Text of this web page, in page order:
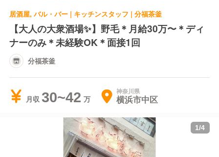
居酒屋, バル・バー | キッチンスタッフ | 分福茶釜
【大人の大衆酒場✨】野毛＊月給30万〜＊ディ
ナーのみ＊未経験OK＊面接1回
分福茶釜
月収 30~42 神奈川県
横浜市中区
1/4